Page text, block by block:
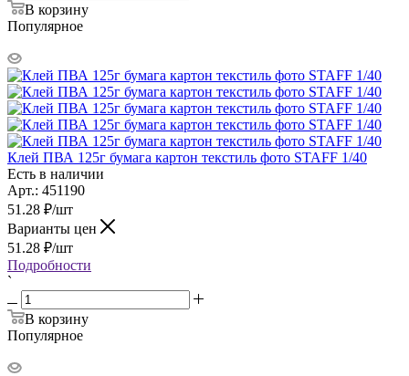
В корзину
Популярное
Клей ПВА 125г бумага картон текстиль фото STAFF 1/40
Есть в наличии
Арт.: 451190
51.28 ₽/шт
Варианты цен
51.28 ₽/шт
Подробности
`
В корзину
Популярное